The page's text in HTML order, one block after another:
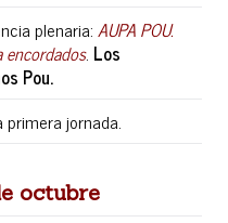
plenaria:AUPA POU.
encordados. Los
Pou.
primera jornada.
octubre